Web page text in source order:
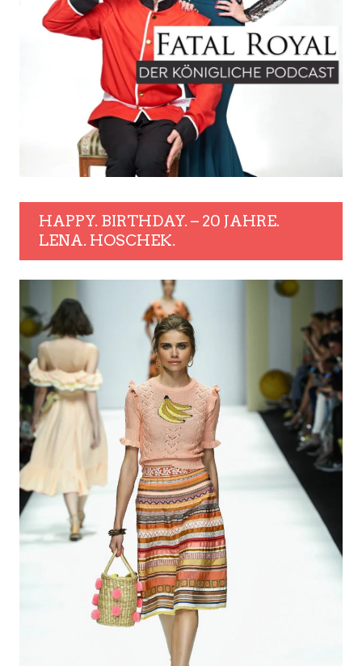
HAPPY. BIRTHDAY. – 20 JAHRE.
LENA. HOSCHEK.